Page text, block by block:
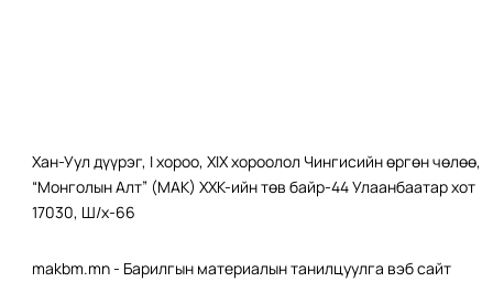
Хан-Уул дүүрэг, I хороо, XIX хороолол Чингисийн өргөн чөлөө,
“Монголын Алт” (МАК) ХХК-ийн төв байр-44 Улаанбаатар хот
17030, Ш/х-66
makbm.mn - Барилгын материалын танилцуулга вэб сайт